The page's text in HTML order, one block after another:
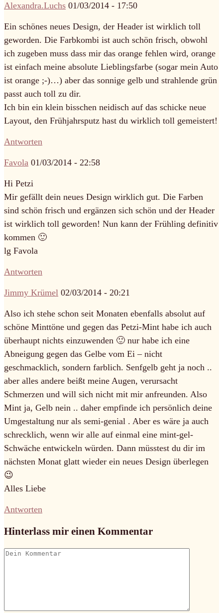
Alexandra.Luchs 01/03/2014 - 17:50
Ein schönes neues Design, der Header ist wirklich toll
geworden. Die Farbkombi ist auch schön frisch, obwohl
ich zugeben muss dass mir das orange fehlen wird, orange
ist einfach meine absolute Lieblingsfarbe (sogar mein Auto
ist orange ;-)…) aber das sonnige gelb und strahlende grün
passt auch toll zu dir.
Ich bin ein klein bisschen neidisch auf das schicke neue
Layout, den Frühjahrsputz hast du wirklich toll gemeistert!
Antworten
Favola 01/03/2014 - 22:58
Hi Petzi
Mir gefällt dein neues Design wirklich gut. Die Farben
sind schön frisch und ergänzen sich schön und der Header
ist wirklich toll geworden! Nun kann der Frühling definitiv
kommen 🙂
lg Favola
Antworten
Jimmy Krümel 02/03/2014 - 20:21
Also ich stehe schon seit Monaten ebenfalls absolut auf
schöne Minttöne und gegen das Petzi-Mint habe ich auch
überhaupt nichts einzuwenden 🙂 nur habe ich eine
Abneigung gegen das Gelbe vom Ei – nicht
geschmacklich, sondern farblich. Senfgelb geht ja noch ..
aber alles andere beißt meine Augen, verursacht
Schmerzen und will sich nicht mit mir anfreunden. Also
Mint ja, Gelb nein .. daher empfinde ich persönlich deine
Umgestaltung nur als semi-genial . Aber es wäre ja auch
schrecklich, wenn wir alle auf einmal eine mint-gel-
Schwäche entwickeln würden. Dann müsstest du dir im
nächsten Monat glatt wieder ein neues Design überlegen
😉
Alles Liebe
Antworten
Hinterlass mir einen Kommentar